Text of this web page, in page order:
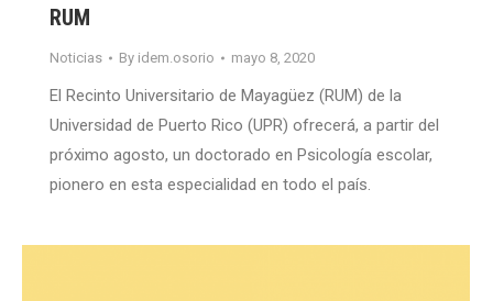
RUM
Noticias By idem.osorio mayo 8, 2020
El Recinto Universitario de Mayagüez (RUM) de la
Universidad de Puerto Rico (UPR) ofrecerá, a partir del
próximo agosto, un doctorado en Psicología escolar,
pionero en esta especialidad en todo el país.